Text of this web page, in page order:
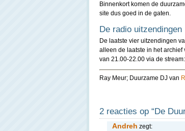
Binnenkort komen de
site dus goed in de gaten.
De radio uitzendingen
De laatste vier uitzendingen
alleen de laatste in het archief
van 21.00-22.00 via de stream:
Ray Meur; Duurzame DJ van
2 reacties op “De
Andreh zegt: